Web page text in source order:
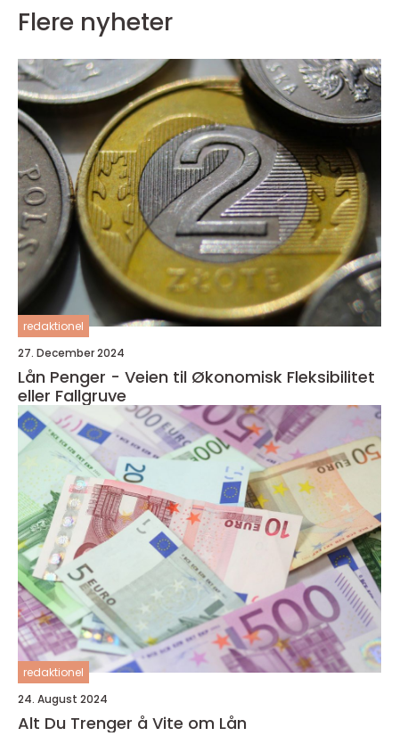
Flere nyheter
redaktionel
27. December 2024
Lån Penger - Veien til Økonomisk Fleksibilitet
eller Fallgruve
redaktionel
24. August 2024
Alt Du Trenger å Vite om Lån